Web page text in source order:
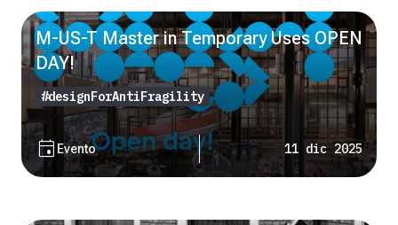
M-US-T Master in Temporary Uses OPEN
DAY!
#designForAntiFragility
event Evento 11 dic 2025